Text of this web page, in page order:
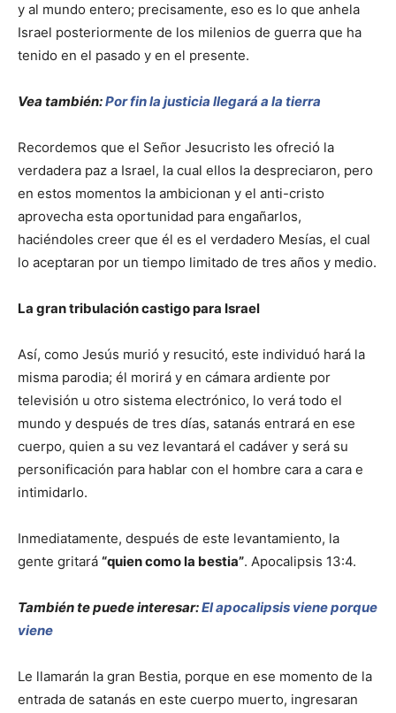
y al mundo entero; precisamente, eso es lo que anhela
Israel posteriormente de los milenios de guerra que ha
tenido en el pasado y en el presente.
Vea también:Por fin la justicia llegará a la tierra
Recordemos que el Señor Jesucristo les ofreció la
verdadera paz a Israel, la cual ellos la despreciaron, pero
en estos momentos la ambicionan y el anti-cristo
aprovecha esta oportunidad para engañarlos,
haciéndoles creer que él es el verdadero Mesías, el cual
lo aceptaran por un tiempo limitado de tres años y medio.
La gran tribulación castigo para Israel
Así, como Jesús murió y resucitó, este individuó hará la
misma parodia; él morirá y en cámara ardiente por
televisión u otro sistema electrónico, lo verá todo el
mundo y después de tres días, satanás entrará en ese
cuerpo, quien a su vez levantará el cadáver y será su
personificación para hablar con el hombre cara a cara e
intimidarlo.
Inmediatamente, después de este levantamiento, la
gente gritará “quien como la bestia”. Apocalipsis 13:4.
También te puede interesar:El apocalipsis viene porque
viene
Le llamarán la gran Bestia, porque en ese momento de la
entrada de satanás en este cuerpo muerto, ingresaran